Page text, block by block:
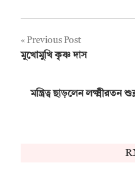
Post
Previous Post
মুখোমুখি কৃষ্ণ দাস
মন্ত্রিত্ব ছাড়লেন লক্ষ্মীরতন